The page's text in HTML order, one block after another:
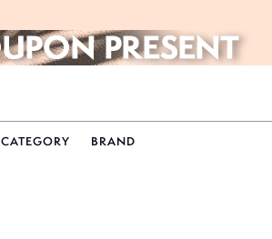
CATEGORY BRAND